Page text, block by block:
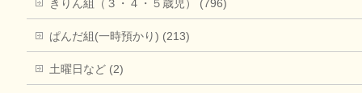
きりん組（３・４・５歳児） (796)
ぱんだ組(一時預かり) (213)
土曜日など (2)